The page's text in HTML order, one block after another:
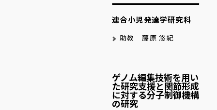
連合小児発達学研究科
助教 藤原 悠紀
ゲノム編集技術を用い
た研究支援と関節形成
に対する分子制御機構
の研究